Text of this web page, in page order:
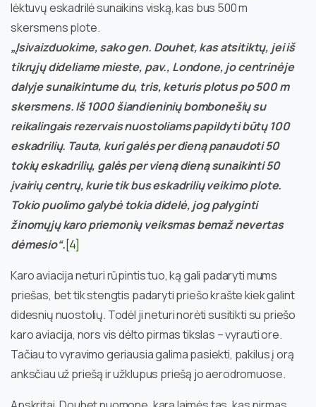
lėktuvų eskadrilė sunaikins viską, kas bus 500 m
skersmens plote.
„Įsivaizduokime, sako gen. Douhet, kas atsitiktų, jei iš
tikrųjų dideliame mieste, pav., Londone, jo centrinėje
dalyje sunaikintume du, tris, keturis plotus po 500 m
skersmens. Iš 1000 šiandieninių bombonešių su
reikalingais rezervais nuostoliams papildyti būtų 100
eskadrilių. Tauta, kuri galės per dieną panaudoti 50
tokių eskadrilių, galės per vieną dieną sunaikinti 50
įvairių centrų, kurie tik bus eskadrilių veikimo plote.
Tokio puolimo galybė tokia didelė, jog palyginti
žinomųjų karo priemonių veiksmas bemaž nevertas
dėmesio“.[4]
Karo aviacija neturi rūpintis tuo, ką gali padaryti mums
priešas, bet tik stengtis padaryti priešo krašte kiek galint
didesnių nuostolių. Todėl ji neturi norėti susitikti su priešo
karo aviacija, nors vis dėlto pirmas tikslas – vyrauti ore.
Tačiau to vyravimo geriausia galima pasiekti, pakilus į orą
anksčiau už priešą ir užklupus priešą jo aerodromuose.